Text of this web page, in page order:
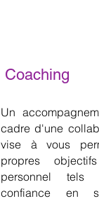
Coaching
Un
cadre d'une
vise à vous
propres
personnel
confiance en